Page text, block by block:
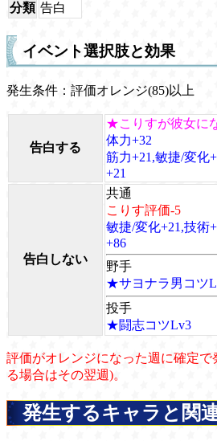
分類 告白
イベント選択肢と効果
発生条件：評価オレンジ(85)以上
告白する
★こりすが彼女に
体力+32
筋力+21,敏捷/変化
+21
告白しない
共通
こりす評価-5
敏捷/変化+21,技術
+86
野手
★サヨナラ男コツ
投手
★闘志コツLv3
評価がオレンジになった週に確定で
る場合はその翌週)。
発生するキャラと関